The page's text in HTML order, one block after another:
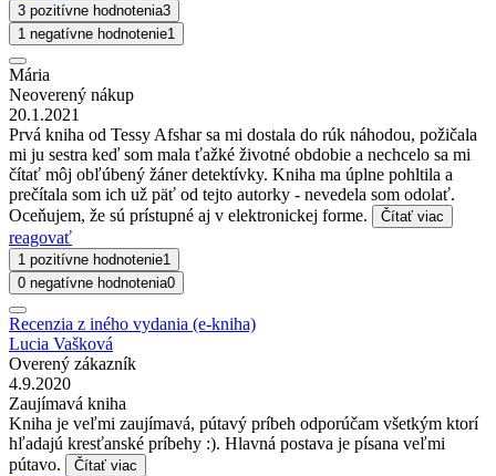
3 pozitívne hodnotenia3
1 negatívne hodnotenie1
Mária
Neoverený nákup
20.1.2021
Prvá kniha od Tessy Afshar sa mi dostala do rúk náhodou, požičala
mi ju sestra keď som mala ťažké životné obdobie a nechcelo sa mi
čítať môj obľúbený žáner detektívky. Kniha ma úplne pohltila a
prečítala som ich už päť od tejto autorky - nevedela som odolať.
Oceňujem, že sú prístupné aj v elektronickej forme.
Čítať viac
reagovať
1 pozitívne hodnotenie1
0 negatívne hodnotenia0
Recenzia z iného vydania (e-kniha)
Lucia Vašková
Overený zákazník
4.9.2020
Zaujímavá kniha
Kniha je veľmi zaujímavá, pútavý príbeh odporúčam všetkým ktorí
hľadajú kresťanské príbehy :). Hlavná postava je písana veľmi
pútavo.
Čítať viac